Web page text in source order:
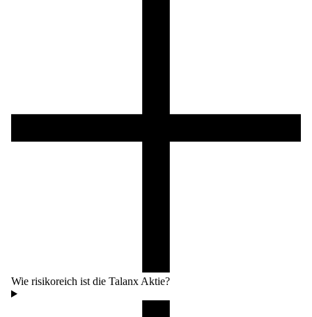
Wie risikoreich ist die Talanx Aktie?